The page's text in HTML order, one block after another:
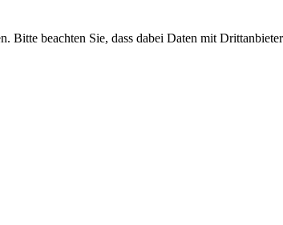
Bitte beachten Sie, dass dabei Daten mit